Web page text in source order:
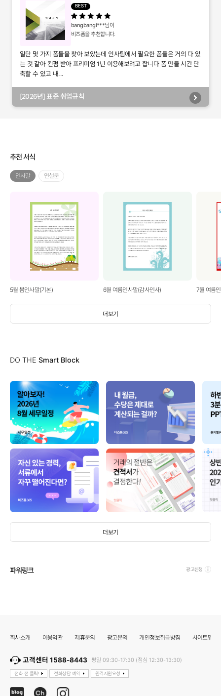
BEST
bangbangi***님이
비즈폼을 추천합니다.
일단 몇 가지 폼들을 찾아 보았는데 인사팀에서 필요한 폼들은 거의 다 있
는 것 같아 컨펌 받아 프리미엄 1년 이용해보려고 합니다 폼 만들 시간 단
축할 수 있고 내...
[2026년] 표준 취업규칙
추천 서식
더보기
인사말 연설문
5월 봄인사말(기본) 6월 여름인사말(감사인사) 7월 여름
DO THE Smart Block
더보기
파워링크 광고신청
회사소개 이용약관 제휴문의 광고문의 개인정보취급방침 사이트맵
고객센터 1588-8443 평일 09:30-17:30 (점심 12:30-13:30)
전화 전 클릭! 전화상담 예약 원격지원요청